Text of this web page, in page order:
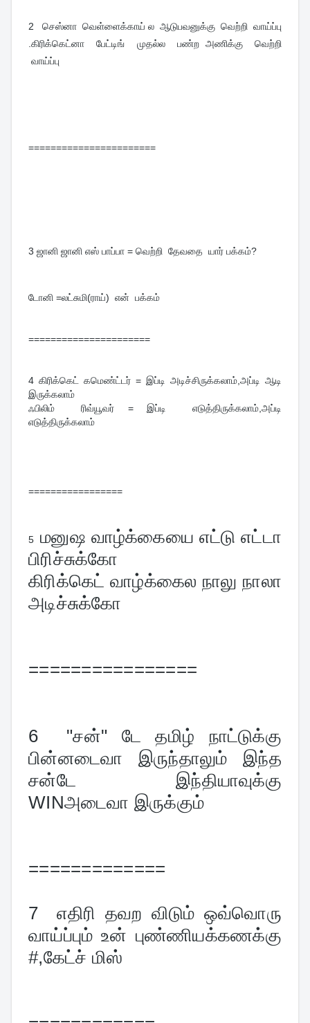
2 செஸ்னா வெள்ளைக்காய் ல ஆடுபவனுக்கு வெற்றி வாய்ப்பு
.கிரிக்கெட்னா பேட்டிங் முதல்ல பண்ற அணிக்கு வெற்றி
வாய்ப்பு
=======================
3 ஜானி ஜானி எஸ் பாப்பா = வெற்றி தேவதை யார் பக்கம்?
டோனி =லட்சுமி(ராய்) என் பக்கம்
======================
4 கிரிக்கெட் கமெண்ட்டர் = இப்டி அடிச்சிருக்கலாம்,அப்டி ஆடி
இருக்கலாம்
ஃபிலிம் ரிவ்யூவர் = இப்டி எடுத்திருக்கலாம்,அப்டி
எடுத்திருக்கலாம்
=================
5 மனுஷ வாழ்க்கையை எட்டு எட்டா
பிரிச்சுக்கோ
கிரிக்கெட் வாழ்க்கைல நாலு நாலா
அடிச்சுக்கோ
================
6 "சன்" டே தமிழ் நாட்டுக்கு
பின்னடைவா இருந்தாலும் இந்த
சன்டே இந்தியாவுக்கு
WINஅடைவா இருக்கும்
=============
7 எதிரி தவற விடும் ஒவ்வொரு
வாய்ப்பும் உன் புண்ணியக்கணக்கு
#,கேட்ச் மிஸ்